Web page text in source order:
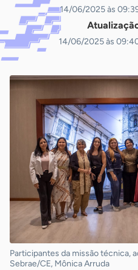
14/06/2025 às
14/06/2025 às
Participantes da missão técnica,
Sebrae/CE, Mônica Arruda